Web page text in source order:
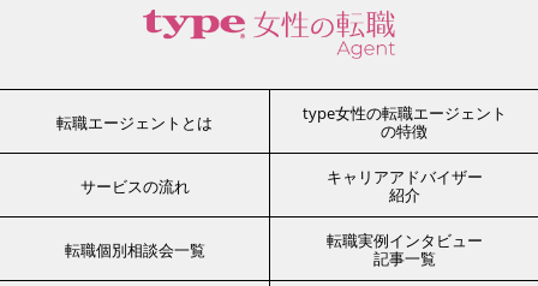
転職エージェントとは
type女性の転職エージェント
の特徴
サービスの流れ
キャリアアドバイザー
紹介
転職個別相談会一覧
転職実例インタビュー
記事一覧